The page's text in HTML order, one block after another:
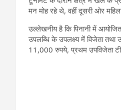
मन मोह रहे थे, वहीं दूसरी ओर
उल्लेखनीय है कि पिनानी में
उपलब्धि के उपलक्ष्य में विजेता तथा
11,000 रुपये, प्रथम उपविजेता